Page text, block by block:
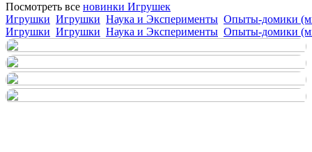
Посмотреть все новинки Игрушек
Игрушки Игрушки Наука и Эксперименты Опыты-домики
Игрушки Игрушки Наука и Эксперименты Опыты-домики